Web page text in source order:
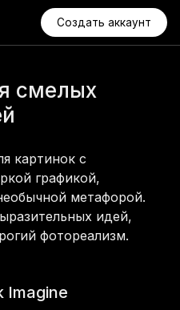
Создать аккаунт
смелых
картинок с
графикой,
метафорой.
идей,
фотореализм.
Imagine